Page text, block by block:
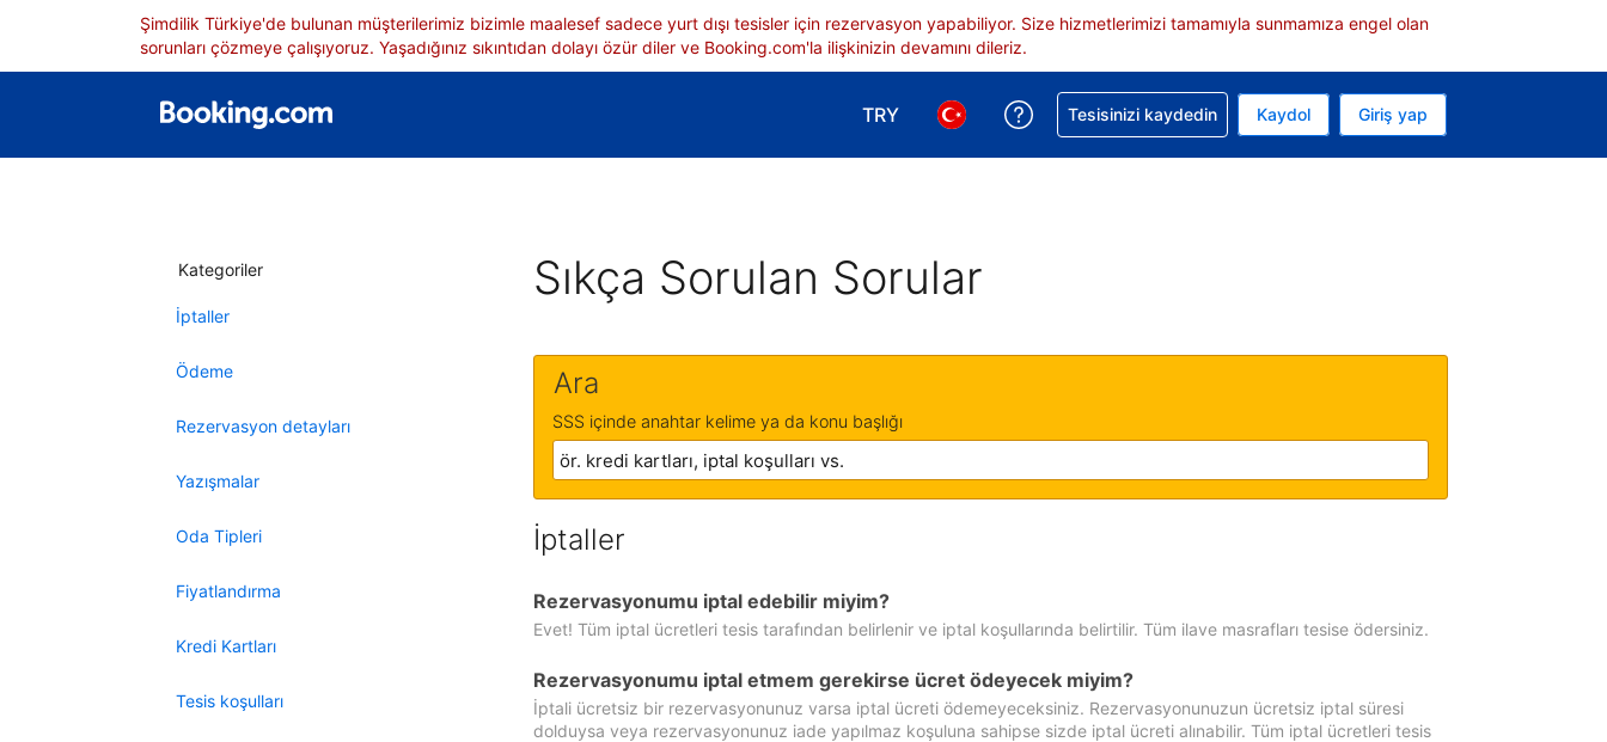
Şimdilik Türkiye'de bulunan müşterilerimiz bizimle maalesef sadece yurt dışı tesisler için rezervasyon yapabiliyor. Size hizmetlerimizi tamamıyla sunmamıza engel olan
sorunları çözmeye çalışıyoruz. Yaşadığınız sıkıntıdan dolayı özür diler ve Booking.com'la ilişkinizin devamını dileriz.
TRY
Para birimi seçimi yap. Mevcut para biriminiz Türk lirası
Dil seçimi yap. Mevcut diliniz Türkçe
Rezervasyonunuzla ilgili yardım alın
Tesisinizi kaydedin Kaydol Giriş yap
Kategoriler
İptaller
Ödeme
Rezervasyon detayları
Yazışmalar
Oda Tipleri
Fiyatlandırma
Kredi Kartları
Tesis koşulları
Sıkça Sorulan Sorular
Ara
SSS içinde anahtar kelime ya da konu başlığı
İptaller
Rezervasyonumu iptal edebilir miyim?
Evet! Tüm iptal ücretleri tesis tarafından belirlenir ve iptal koşullarında belirtilir. Tüm ilave masrafları tesise ödersiniz.
Rezervasyonumu iptal etmem gerekirse ücret ödeyecek miyim?
İptali ücretsiz bir rezervasyonunuz varsa iptal ücreti ödemeyeceksiniz. Rezervasyonunuzun ücretsiz iptal süresi
dolduysa veya rezervasyonunuz iade yapılmaz koşuluna sahipse sizde iptal ücreti alınabilir. Tüm iptal ücretleri tesis